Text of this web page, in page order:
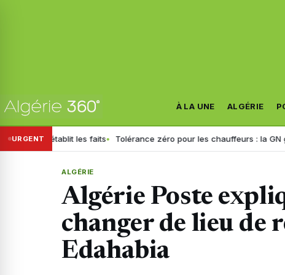
À LA UNE ALGÉRIE
URGENTles faits Tolérance zéro pour les chauffeurs : la GN généralise
ALGÉRIE
Algérie Poste
changer de lieu de
Edahabia